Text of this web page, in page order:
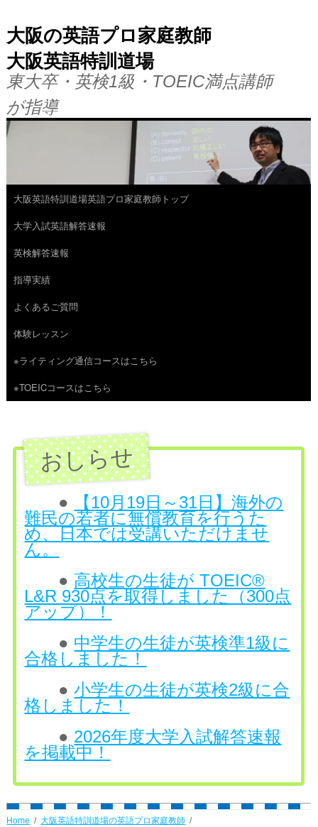
大阪の英語プロ家庭教師
大阪英語特訓道場
東大卒・英検1級・TOEIC満点講師
が指導
コ
ン
テ
ン
ツ
へ
ス
キ
大阪英語特訓道場英語プロ家庭教師トップ
大学入試英語解答速報
英検解答速報
指導実績
よくあるご質問
体験レッスン
※ライティング通信コースはこちら
※TOEICコースはこちら
●
【10月19日～31日】海外の
難民の若者に無償教育を行うた
め、日本では受講いただけませ
ん。
● 高校生の生徒が TOEIC®
L&R 930点を取得しました（300点
アップ）！
● 中学生の生徒が英検準1級に
合格しました！
●小学生の生徒が英検2級に合
格しました！
● 2026年度大学入試解答速報
を掲載中！
Home
大阪英語特訓道場の英語プロ家庭教師